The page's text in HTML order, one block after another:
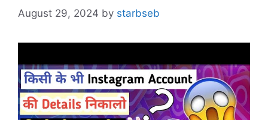
August 29, 2024 by starbseb